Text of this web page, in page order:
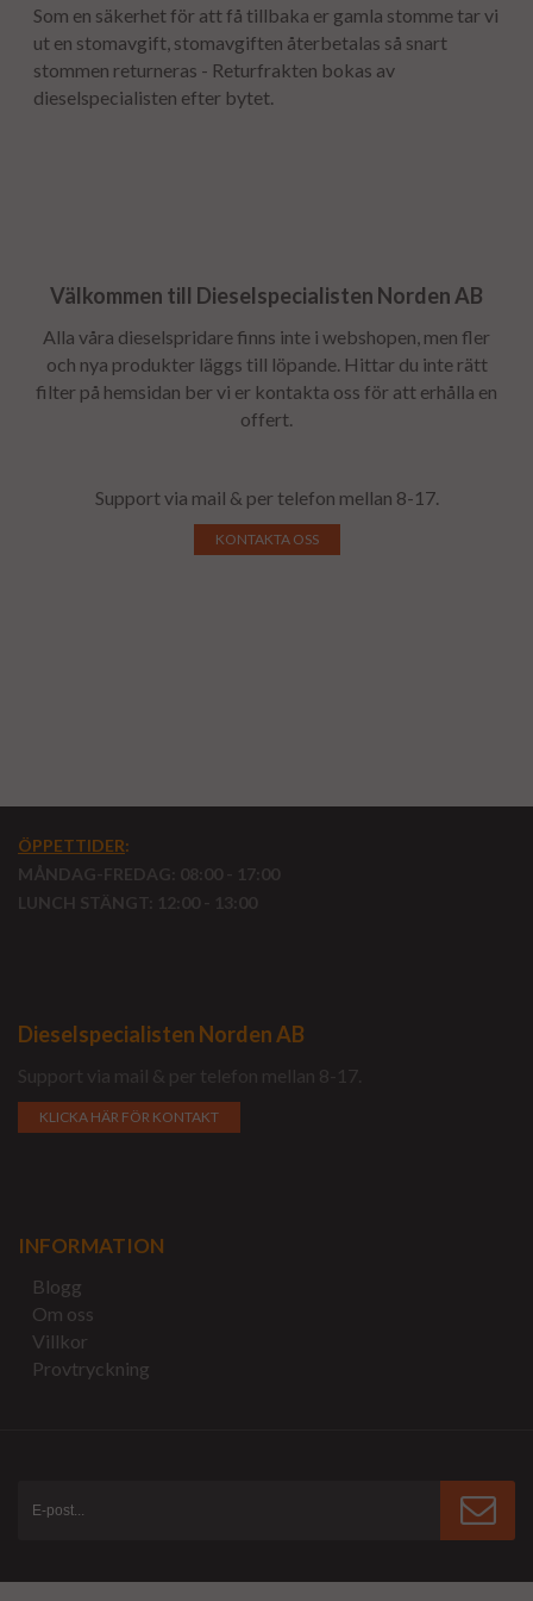
Som en säkerhet för att få tillbaka er gamla stomme tar vi
ut en stomavgift, stomavgiften återbetalas så snart
stommen returneras - Returfrakten bokas av
dieselspecialisten efter bytet.
Välkommen till Dieselspecialisten Norden AB
Alla våra dieselspridare finns inte i webshopen, men fler
och nya produkter läggs till löpande. Hittar du inte rätt
filter på hemsidan ber vi er kontakta oss för att erhålla en
offert.
Support via mail & per telefon mellan 8-17.
KONTAKTA OSS
ÖPPETTIDER:
MÅNDAG-FREDAG: 08:00 - 17:00
LUNCH STÄNGT: 12:00 - 13:00
Dieselspecialisten Norden AB
Support via mail & per telefon mellan 8-17.
KLICKA HÄR FÖR KONTAKT
INFORMATION
Blogg
Om oss
Villkor
Provtryckning